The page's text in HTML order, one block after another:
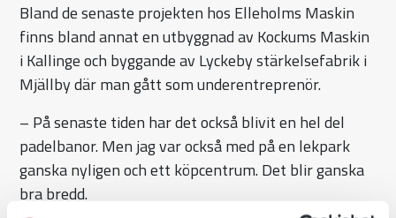
Bland de senaste projekten hos Elleholms Maskin
finns bland annat en utbyggnad av Kockums Maskin
i Kallinge och byggande av Lyckeby stärkelsefabrik i
Mjällby där man gått som underentreprenör.
– På senaste tiden har det också blivit en hel del
padelbanor. Men jag var också med på en lekpark
ganska nyligen och ett köpcentrum. Det blir ganska
bra bredd.